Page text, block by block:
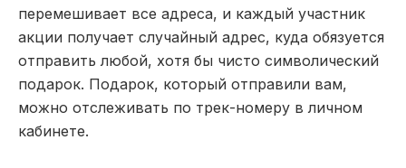
перемешивает все адреса, и каждый участник
акции получает случайный адрес, куда обязуется
отправить любой, хотя бы чисто символический
подарок. Подарок, который отправили вам,
можно отслеживать по трек-номеру в личном
кабинете.